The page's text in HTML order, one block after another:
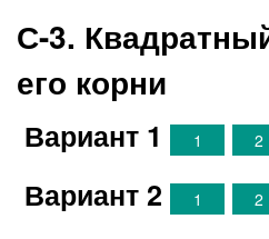
С-3.
его корни
Вариант 1 1 2
Вариант 2 1 2